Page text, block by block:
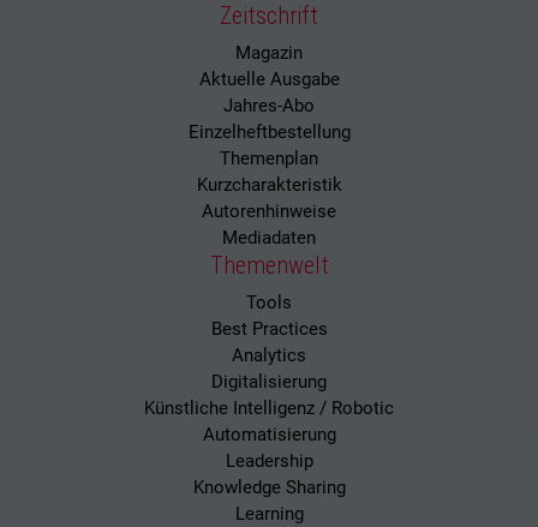
Zeitschrift
Magazin
Aktuelle Ausgabe
Jahres-Abo
Einzelheftbestellung
Themenplan
Kurzcharakteristik
Autorenhinweise
Mediadaten
Themenwelt
Tools
Best Practices
Analytics
Digitalisierung
Künstliche Intelligenz / Robotic
Automatisierung
Leadership
Knowledge Sharing
Learning